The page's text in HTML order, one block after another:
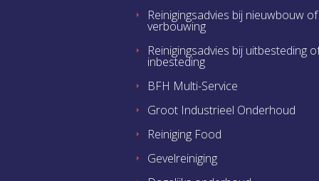
Reinigingsadvies bij nieuwbouw of
verbouwing
Reinigingsadvies bij uitbesteding
inbesteding
BFH Multi-Service
Groot Industrieel Onderhoud
Reiniging Food
Gevelreiniging